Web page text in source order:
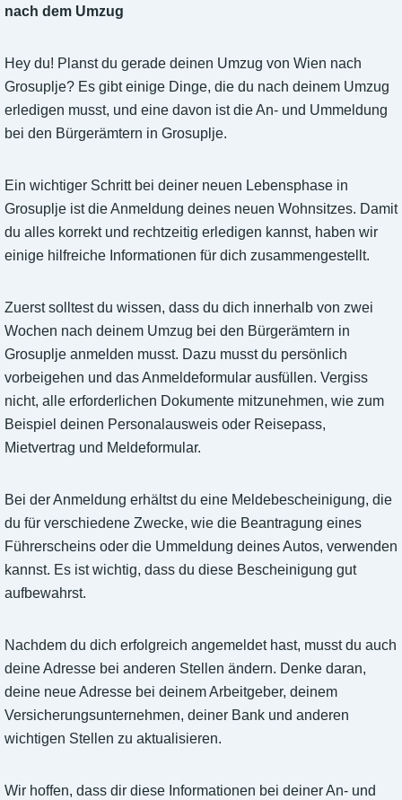
nach dem Umzug
Hey du! Planst du gerade deinen Umzug von Wien nach
Grosuplje? Es gibt einige Dinge, die du nach deinem Umzug
erledigen musst, und eine davon ist die An- und Ummeldung
bei den Bürgerämtern in Grosuplje.
Ein wichtiger Schritt bei deiner neuen Lebensphase in
Grosuplje ist die Anmeldung deines neuen Wohnsitzes. Damit
du alles korrekt und rechtzeitig erledigen kannst, haben wir
einige hilfreiche Informationen für dich zusammengestellt.
Zuerst solltest du wissen, dass du dich innerhalb von zwei
Wochen nach deinem Umzug bei den Bürgerämtern in
Grosuplje anmelden musst. Dazu musst du persönlich
vorbeigehen und das Anmeldeformular ausfüllen. Vergiss
nicht, alle erforderlichen Dokumente mitzunehmen, wie zum
Beispiel deinen Personalausweis oder Reisepass,
Mietvertrag und Meldeformular.
Bei der Anmeldung erhältst du eine Meldebescheinigung, die
du für verschiedene Zwecke, wie die Beantragung eines
Führerscheins oder die Ummeldung deines Autos, verwenden
kannst. Es ist wichtig, dass du diese Bescheinigung gut
aufbewahrst.
Nachdem du dich erfolgreich angemeldet hast, musst du auch
deine Adresse bei anderen Stellen ändern. Denke daran,
deine neue Adresse bei deinem Arbeitgeber, deinem
Versicherungsunternehmen, deiner Bank und anderen
wichtigen Stellen zu aktualisieren.
Wir hoffen, dass dir diese Informationen bei deiner An- und